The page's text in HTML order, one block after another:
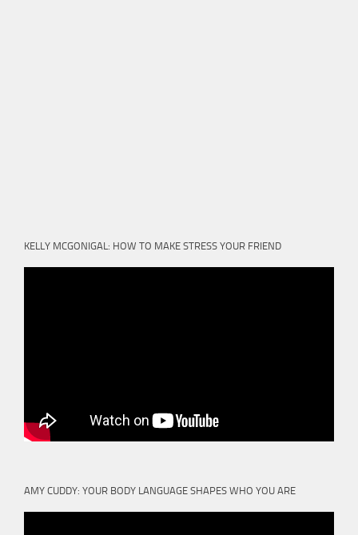
KELLY MCGONIGAL: HOW TO MAKE STRESS YOUR FRIEND
AMY CUDDY: YOUR BODY LANGUAGE SHAPES WHO YOU ARE